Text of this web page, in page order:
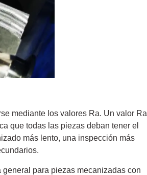
mediante los valores Ra. Un valor Ra
que todas las piezas deban tener el
más lento, una inspección más
para piezas mecanizadas con